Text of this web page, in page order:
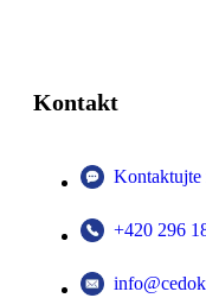
Kontakt
Kontaktujte
+420 296